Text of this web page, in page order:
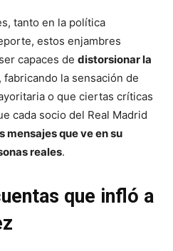
tanto en la política
estos enjambres
capaces de distorsionar la
, fabricando la sensación de
o que ciertas críticas
cada socio del Real Madrid
mensajes que ve en su
reales.
que infló a